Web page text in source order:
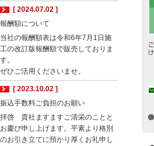
[ 2024.07.02 ]
報酬額について
当社の報酬額表は令和6年7月1日施
工の改訂版報酬額で販売しておりま
す。
ぜひご活用くださいませ。
[ 2023.10.02 ]
振込手数料ご負担のお願い
拝啓 貴社ますますご清栄のことと
お慶び申し上げます。平素より格別
のお引き立てに預かり厚くお礼申し